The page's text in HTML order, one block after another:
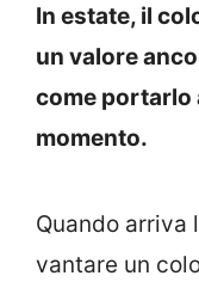
In estate, il
un valore
come portarlo
momento.
Quando arriva
vantare un